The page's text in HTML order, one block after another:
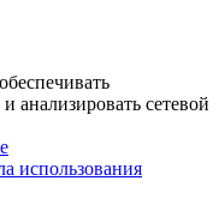
анализировать сетевой
использования